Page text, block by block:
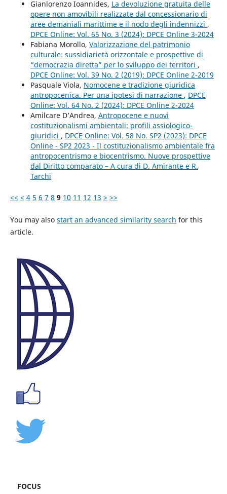
Gianlorenzo Ioannides, La devoluzione gratuita delle
opere non amovibili realizzate dal concessionario di
aree demaniali marittime e il nodo degli indennizzi ,
DPCE Online: Vol. 65 No. 3 (2024): DPCE Online 3-2024
Fabiana Morollo, Valorizzazione del patrimonio
culturale: sussidiarietà orizzontale e prospettive di
“democrazia diretta” per lo sviluppo dei territori ,
DPCE Online: Vol. 39 No. 2 (2019): DPCE Online 2-2019
Pasquale Viola, Nomocene e tradizione giuridica
antropocenica. Per una ipotesi di narrazione , DPCE
Online: Vol. 64 No. 2 (2024): DPCE Online 2-2024
Amilcare D’Andrea, Antropocene e nuovi
costituzionalismi ambientali: profili assiologico-
giuridici , DPCE Online: Vol. 58 No. SP2 (2023): DPCE
Online - SP2 2023 - Il costituzionalismo ambientale fra
antropocentrismo e biocentrismo. Nuove prospettive
dal Diritto comparato – A cura di D. Amirante e R.
Tarchi
<< < 4 5 6 7 8 9 10 11 12 13 > >>
You may also start an advanced similarity search for this
article.
FOCUS